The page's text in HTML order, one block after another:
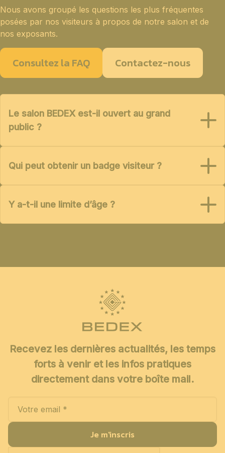
Nous avons groupé les questions les plus fréquentes
posées par nos visiteurs à propos de notre salon et de
nos exposants.
Consultez la FAQ Contactez-nous
Le salon BEDEX est-il ouvert au grand
public ?
Qui peut obtenir un badge visiteur ?
Y a-t-il une limite d’âge ?
Recevez les dernières actualités, les temps
forts à venir et les infos pratiques
directement dans votre boîte mail.
Je m'inscris